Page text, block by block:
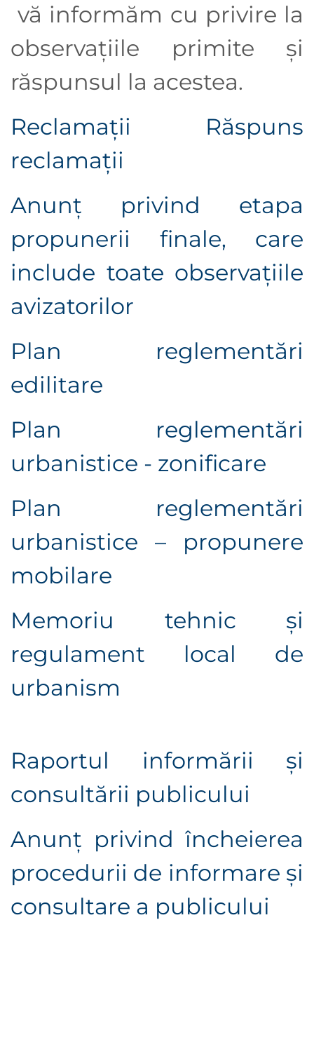
vă informăm cu privire la
observaţiile primite şi
răspunsul la acestea.
Reclamații
Răspuns
reclamații
Anunț privind etapa
propunerii finale, care
include toate observaţiile
avizatorilor
Plan reglementări
edilitare
Plan reglementări
urbanistice - zonificare
Plan reglementări
urbanistice – propunere
mobilare
Memoriu tehnic și
regulament local de
urbanism
Raportul informării şi
consultării publicului
Anunţ privind încheierea
procedurii de informare şi
consultare a publicului